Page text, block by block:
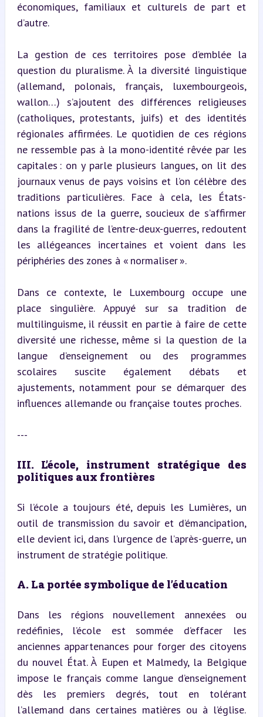
économiques, familiaux et culturels de part et
d’autre.
La gestion de ces territoires pose d’emblée la
question du pluralisme. À la diversité linguistique
(allemand, polonais, français, luxembourgeois,
wallon…) s’ajoutent des différences religieuses
(catholiques, protestants, juifs) et des identités
régionales affirmées. Le quotidien de ces régions
ne ressemble pas à la mono-identité rêvée par les
capitales : on y parle plusieurs langues, on lit des
journaux venus de pays voisins et l’on célèbre des
traditions particulières. Face à cela, les États-
nations issus de la guerre, soucieux de s’affirmer
dans la fragilité de l’entre-deux-guerres, redoutent
les allégeances incertaines et voient dans les
périphéries des zones à « normaliser ».
Dans ce contexte, le Luxembourg occupe une
place singulière. Appuyé sur sa tradition de
multilinguisme, il réussit en partie à faire de cette
diversité une richesse, même si la question de la
langue d’enseignement ou des programmes
scolaires suscite également débats et
ajustements, notamment pour se démarquer des
influences allemande ou française toutes proches.
---
III. L’école, instrument stratégique des
politiques aux frontières
Si l’école a toujours été, depuis les Lumières, un
outil de transmission du savoir et d’émancipation,
elle devient ici, dans l’urgence de l’après-guerre, un
instrument de stratégie politique.
A. La portée symbolique de l’éducation
Dans les régions nouvellement annexées ou
redéfinies, l’école est sommée d’effacer les
anciennes appartenances pour forger des citoyens
du nouvel État. À Eupen et Malmedy, la Belgique
impose le français comme langue d’enseignement
dès les premiers degrés, tout en tolérant
l’allemand dans certaines matières ou à l’église.